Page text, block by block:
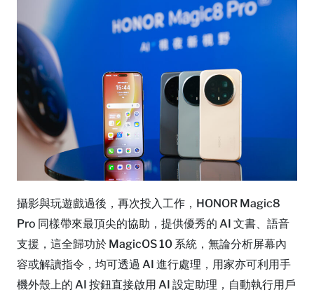
攝影與玩遊戲過後，再次投入工作，HONOR Magic8
Pro 同樣帶來最頂尖的協助，提供優秀的 AI 文書、語音
支援，這全歸功於 MagicOS 10 系統，無論分析屏幕內
容或解讀指令，均可透過 AI 進行處理，用家亦可利用手
機外殼上的 AI 按鈕直接啟用 AI 設定助理，自動執行用戶